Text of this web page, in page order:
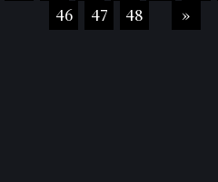
46
47 48 »